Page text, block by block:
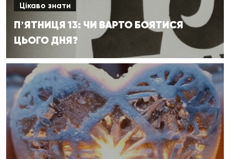
Цікаво знати
ПʼЯТНИЦЯ 13: ЧИ ВАРТО БОЯТИСЯ
ЦЬОГО ДНЯ?